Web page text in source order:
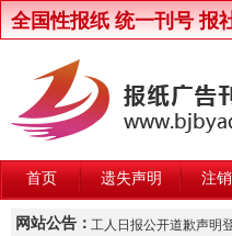
全国性报纸 统一刊号 报
首页 遗失声明 注
网站公告： 工人日报公开道歉声明